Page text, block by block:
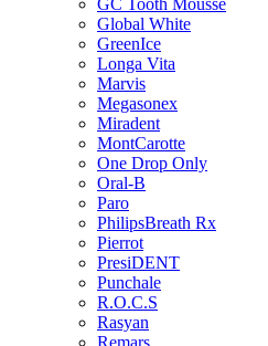
GC Tooth Mousse
Global White
GreenIce
Longa Vita
Marvis
Megasonex
Miradent
MontCarotte
One Drop Only
Oral-B
Paro
PhilipsBreath Rx
Pierrot
PresiDENT
Punchale
R.O.C.S
Rasyan